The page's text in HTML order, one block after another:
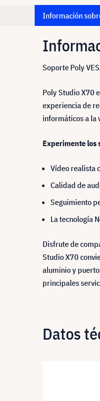
Información
Soporte Poly
Poly Studio X70
experiencia de
informáticos a la
Experimente los
Vídeo realista
Calidad de
Seguimiento
La tecnología
Disfrute de
Studio X70
aluminio y
principales
Datos